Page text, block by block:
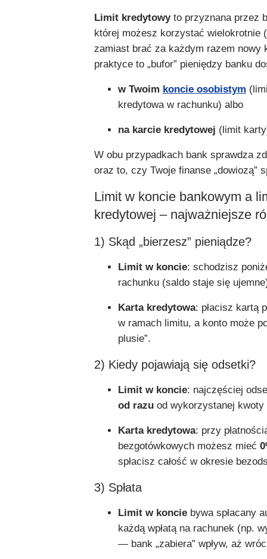
Limit kredytowyto przyznana przez
której możesz korzystać wielokrotnie
zamiast brać za każdym razem nowy
praktyce to „bufor” pieniędzy banku
w Twoim koncie osobistym
kredytowa w rachunku) albo
na karcie kredytowej (limit
W obu przypadkach bank sprawdza
oraz to, czy Twoje finanse „dowiozą”
Limit w koncie bankowym a
kredytowej – najważniejsze
1) Skąd „bierzesz” pieniądze?
Limit w koncie: schodzisz
rachunku (saldo staje się
Karta kredytowa: płacisz kartą
w ramach limitu, a konto może
plusie”.
2) Kiedy pojawiają się odsetki?
Limit w koncie: najczęściej
od razu od wykorzystanej
Karta kredytowa: przy
bezgotówkowych możesz mieć
spłacisz całość w okresie
3) Spłata
Limit w koncie bywa spłacany
każdą wpłatą na rachunek (np.
— bank „zabiera” wpływ, aż